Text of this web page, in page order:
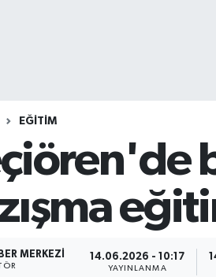
EĞİTİM
MERKEZI 14.06.2026 - 10:17
YAYINLANMA